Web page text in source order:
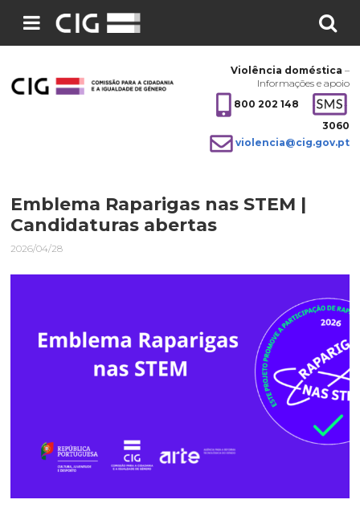
Violência doméstica –
Informações e apoio
800 202 148
3060
violencia@cig.gov.pt
Emblema Raparigas nas STEM |
Candidaturas abertas
2026/04/28
Pesquisar